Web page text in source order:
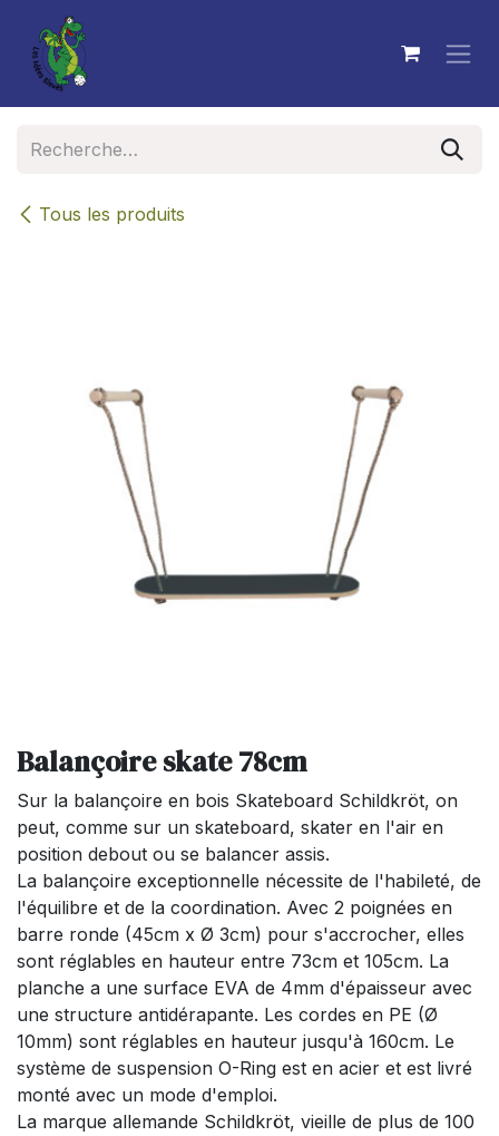
Se rendre au contenu
Tous les produits
Balançoire skate 78cm
Sur la balançoire en bois Skateboard Schildkröt, on
peut, comme sur un skateboard, skater en l'air en
position debout ou se balancer assis.
La balançoire exceptionnelle nécessite de l'habileté, de
l'équilibre et de la coordination. Avec 2 poignées en
barre ronde (45cm x Ø 3cm) pour s'accrocher, elles
sont réglables en hauteur entre 73cm et 105cm. La
planche a une surface EVA de 4mm d'épaisseur avec
une structure antidérapante. Les cordes en PE (Ø
10mm) sont réglables en hauteur jusqu'à 160cm. Le
système de suspension O-Ring est en acier et est livré
monté avec un mode d'emploi.
La marque allemande Schildkröt, vieille de plus de 100